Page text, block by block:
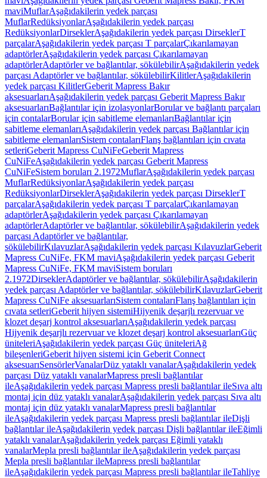
maviMuflarAşağıdakilerin yedek parçası
MuflarRedüksiyonlarAşağıdakilerin yedek parçası
RedüksiyonlarDirseklerAşağıdakilerin yedek parçası DirseklerT
parçalarAşağıdakilerin yedek parçası T parçalarÇıkarılamayan
adaptörlerAşağıdakilerin yedek parçası Çıkarılamayan
adaptörlerAdaptörler ve bağlantılar, sökülebilirAşağıdakilerin yedek
parçası Adaptörler ve bağlantılar, sökülebilirKilitlerAşağıdakilerin
yedek parçası KilitlerGeberit Mapress Bakır
aksesuarlarıAşağıdakilerin yedek parçası Geberit Mapress Bakır
aksesuarlarıBağlantılar için izolasyonlarBorular ve bağlantı parçaları
için contalarBorular için sabitleme elemanlarıBağlantılar için
sabitleme elemanlarıAşağıdakilerin yedek parçası Bağlantılar için
sabitleme elemanlarıSistem contalarıFlanş bağlantıları için cıvata
setleriGeberit Mapress CuNiFeGeberit Mapress
CuNiFeAşağıdakilerin yedek parçası Geberit Mapress
CuNiFeSistem boruları 2.1972MuflarAşağıdakilerin yedek parçası
MuflarRedüksiyonlarAşağıdakilerin yedek parçası
RedüksiyonlarDirseklerAşağıdakilerin yedek parçası DirseklerT
parçalarAşağıdakilerin yedek parçası T parçalarÇıkarılamayan
adaptörlerAşağıdakilerin yedek parçası Çıkarılamayan
adaptörlerAdaptörler ve bağlantılar, sökülebilirAşağıdakilerin yedek
parçası Adaptörler ve bağlantılar,
sökülebilirKılavuzlarAşağıdakilerin yedek parçası KılavuzlarGeberit
Mapress CuNiFe, FKM maviAşağıdakilerin yedek parçası Geberit
Mapress CuNiFe, FKM maviSistem boruları
2.1972DirseklerAdaptörler ve bağlantılar, sökülebilirAşağıdakilerin
yedek parçası Adaptörler ve bağlantılar, sökülebilirKılavuzlarGeberit
Mapress CuNiFe aksesuarlarıSistem contalarıFlanş bağlantıları için
cıvata setleriGeberit hijyen sistemiHijyenik deşarjlı rezervuar ve
klozet deşarj kontrol aksesuarlarıAşağıdakilerin yedek parçası
Hijyenik deşarjlı rezervuar ve klozet deşarj kontrol aksesuarlarıGüç
üniteleriAşağıdakilerin yedek parçası Güç üniteleriAğ
bileşenleriGeberit hijyen sistemi için Geberit Connect
aksesuarıSensörlerVanalarDüz yataklı vanalarAşağıdakilerin yedek
parçası Düz yataklı vanalarMapress presli bağlantılar
ileAşağıdakilerin yedek parçası Mapress presli bağlantılar ileSıva altı
montaj için düz yataklı vanalarAşağıdakilerin yedek parçası Sıva altı
montaj için düz yataklı vanalarMapress presli bağlantılar
ileAşağıdakilerin yedek parçası Mapress presli bağlantılar ileDişli
bağlantılar ileAşağıdakilerin yedek parçası Dişli bağlantılar ileEğimli
yataklı vanalarAşağıdakilerin yedek parçası Eğimli yataklı
vanalarMepla presli bağlantılar ileAşağıdakilerin yedek parçası
Mepla presli bağlantılar ileMapress presli bağlantılar
ileAşağıdakilerin yedek parçası Mapress presli bağlantılar ileTahliye